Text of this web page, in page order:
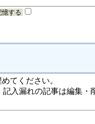
憶する
てください。
入漏れの記事は編集・